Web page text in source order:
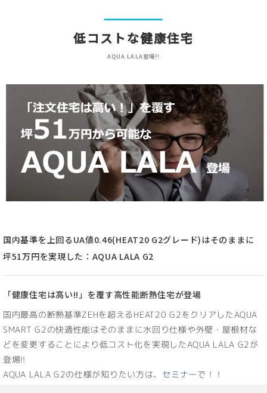
低コストな健康住宅
AQUA LALA登場!!
国内基準を上回るUA値0.46(HEAT20 G2グレード)はそのままに
坪51万円を実現した：AQUA LALA G2
「健康住宅は高い!!」を覆す高性能断熱住宅が登場
国内最高の断熱基準ZEHを超えるHEAT20 G2をクリアしたAQUA
SMART G2の快適性能はそのままに水回り仕様や外壁・屋根材な
どを変更することにより低コスト化を実現したAQUA LALA G2が
登場!!
AQUA LALA G2の仕様が知りたい方は、 セミナーで！！